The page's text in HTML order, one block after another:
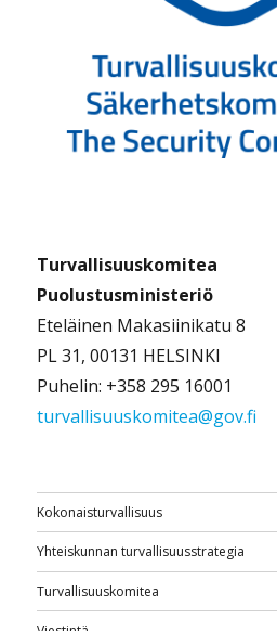
Turvallisuuskomitea
Puolustusministeriö
Eteläinen Makasiinikatu 8
PL 31, 00131 HELSINKI
Puhelin: +358 295 16001
turvallisuuskomitea@gov.fi
Kokonaisturvallisuus
Yhteiskunnan turvallisuusstrategia
Turvallisuuskomitea